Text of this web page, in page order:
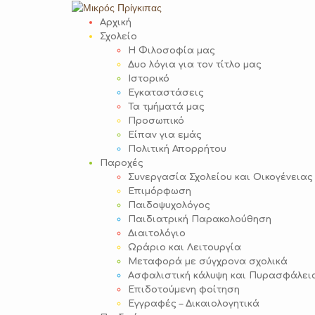
Αρχική
Σχολείο
Η Φιλοσοφία μας
Δυο λόγια για τον τίτλο μας
Ιστορικό
Εγκαταστάσεις
Τα τμήματά μας
Προσωπικό
Είπαν για εμάς
Πολιτική Απορρήτου
Παροχές
Συνεργασία Σχολείου και Οικογένειας
Επιμόρφωση
Παιδοψυχολόγος
Παιδιατρική Παρακολούθηση
Διαιτολόγιο
Ωράριο και Λειτουργία
Μεταφορά με σύγχρονα σχολικά
Ασφαλιστική κάλυψη και
Επιδοτούμενη φοίτηση
Εγγραφές – Δικαιολογητικά